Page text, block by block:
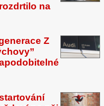
na
Z